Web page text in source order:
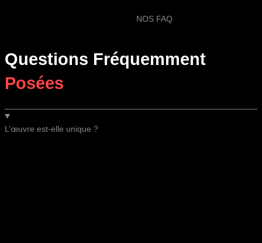
NOS FAQ
Questions Fréquemment
Posées
L’œuvre est-elle unique ?